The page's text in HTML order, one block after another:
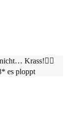
Krass!👍🏻
es ploppt